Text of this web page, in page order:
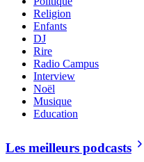
Religion
Enfants
DJ
Rire
Radio Campus
Interview
Noël
Musique
Education
Les meilleurs podcasts